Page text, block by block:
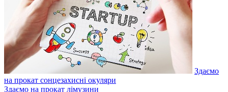
Здаємо
на прокат сонцезахисні окуляри
Здаємо на прокат лімузини